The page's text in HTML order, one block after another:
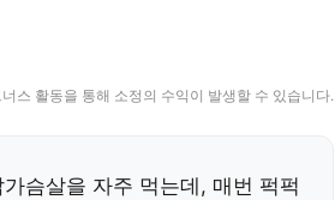
스 활동을 통해 소정의 수익이 발생할 수 있습니다.
슴살을 자주 먹는데, 매번 퍽퍽